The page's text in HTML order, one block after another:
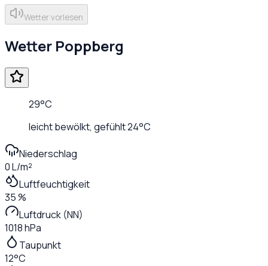
Wetter vorlesen
Wetter Poppberg
29°C
leicht bewölkt, gefühlt24°C
Niederschlag
0 L/m²
Luftfeuchtigkeit
35 %
Luftdruck (NN)
1018 hPa
Taupunkt
12°C